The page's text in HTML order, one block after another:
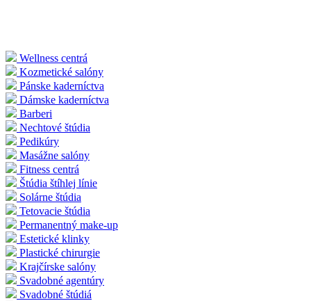
Wellness centrá
Kozmetické salóny
Pánske kaderníctva
Dámske kaderníctva
Barberi
Nechtové štúdia
Pedikúry
Masážne salóny
Fitness centrá
Štúdia štíhlej línie
Solárne štúdia
Tetovacie štúdia
Permanentný make-up
Estetické klinky
Plastické chirurgie
Krajčírske salóny
Svadobné agentúry
Svadobné štúdiá